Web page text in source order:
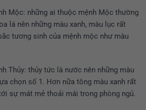
Mộc: những ai thuộc mệnh Mộc thường
lá nên những màu xanh, màu lục rất
tương sinh của mệnh mộc như màu
Thủy: thủy tức là nước nên những màu
chọn số 1. Hơn nữa tông màu xanh rất
sự mát mẻ thoải mái trong phòng ngủ.